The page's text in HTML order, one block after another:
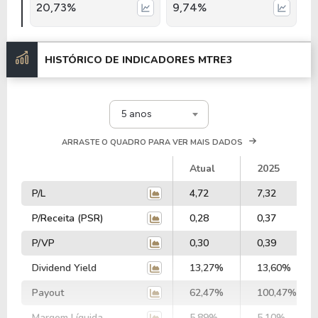
20,73% 9,74%
HISTÓRICO DE INDICADORES MTRE3
5 anos
ARRASTE O QUADRO PARA VER MAIS DADOS
Atual
2025
P/L
4,72
7,32
P/Receita (PSR)
0,28
0,37
P/VP
0,30
0,39
Dividend Yield
13,27%
13,60%
Payout
62,47%
100,47%